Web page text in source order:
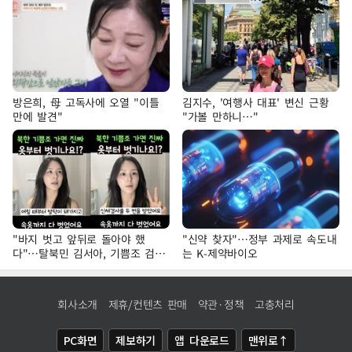
방은희, 母 고독사에 오열 "이틀
만에 발견"
김지수, '여행사 대표' 변신 근황
"가볼 만하니…"
"바지 벗고 앞뒤로 돌아야 했
다"…탈북민 김서아, 기쁨조 검사
수치심 회상
"신약 찾자"…정부 과제로 속도내
는 K-제약바이오
회사소개 제휴/컨텐츠 판매 약관·정책 고충처리
PC화면 제보하기 앱 다운로드 맨위로↑